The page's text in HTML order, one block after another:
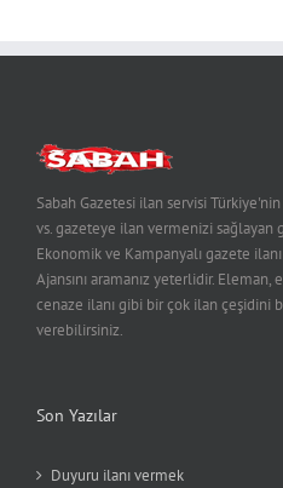
Sabah Gazetesi ilan servisi
vs. gazeteye ilan vermenizi sağlayan
Ekonomik ve Kampanyalı gazete
Ajansını aramanız yeterlidir. Eleman,
cenaze ilanı gibi bir çok ilan çeşidini
verebilirsiniz.
Son Yazılar
Duyuru ilanı vermek